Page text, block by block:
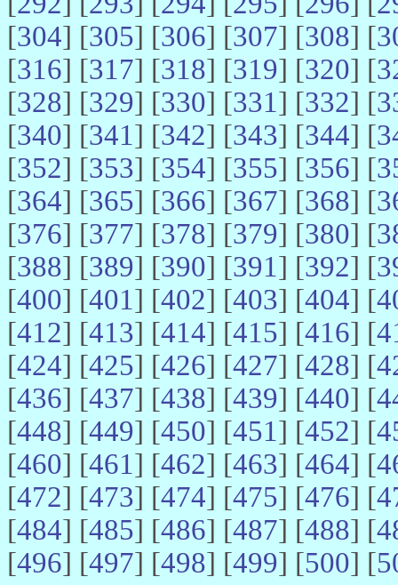
[304] [305] [306] [307] [308] [
[316] [317] [318] [319] [320] [
[328] [329] [330] [331] [332] [
[340] [341] [342] [343] [344] [
[352] [353] [354] [355] [356] [
[364] [365] [366] [367] [368] [
[376] [377] [378] [379] [380] [
[388] [389] [390] [391] [392] [
[400] [401] [402] [403] [404] [
[412] [413] [414] [415] [416] [
[424] [425] [426] [427] [428] [
[436] [437] [438] [439] [440] [
[448] [449] [450] [451] [452] [
[460] [461] [462] [463] [464] [
[472] [473] [474] [475] [476] [
[484] [485] [486] [487] [488] [
[496] [497] [498] [499] [500] [